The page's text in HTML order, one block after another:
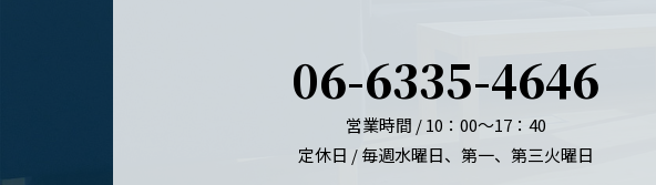
06-6335-4646
営業時間 / 10：00～17：40
定休日 / 毎週水曜日、第一、第三火曜日